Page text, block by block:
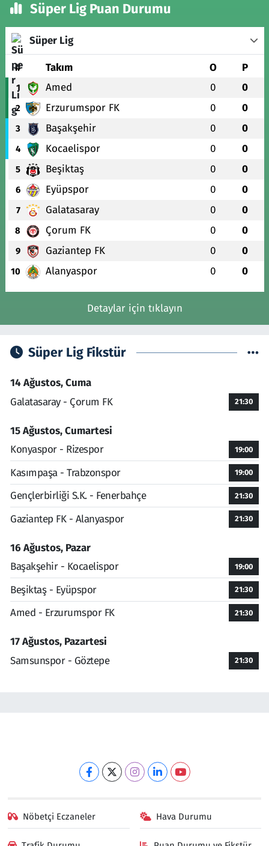
Süper Lig Puan Durumu
Süper Lig
# Takım O P
1 Amed 0 0
2 Erzurumspor FK 0 0
3 Başakşehir 0 0
4 Kocaelispor 0 0
5 Beşiktaş 0 0
6 Eyüpspor 0 0
7 Galatasaray 0 0
8 Çorum FK 0 0
9 Gaziantep FK 0 0
10 Alanyaspor 0 0
Detaylar için tıklayın
Süper Lig Fikstür
14 Ağustos, Cuma
Galatasaray - Çorum FK
21:30
15 Ağustos, Cumartesi
Konyaspor - Rizespor
19:00
Kasımpaşa - Trabzonspor 19:00
Gençlerbirliği S.K. - Fenerbahçe 21:30
Gaziantep FK - Alanyaspor 21:30
16 Ağustos, Pazar
Başakşehir - Kocaelispor
19:00
Beşiktaş - Eyüpspor 21:30
Amed - Erzurumspor FK 21:30
17 Ağustos, Pazartesi
Samsunspor - Göztepe
21:30
Nöbetçi Eczaneler Hava Durumu